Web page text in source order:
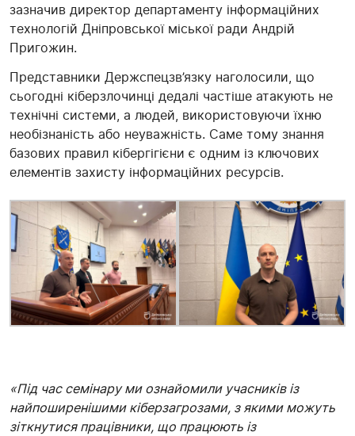
зазначив директор департаменту інформаційних
технологій Дніпровської міської ради Андрій
Пригожин.
Представники Держспецзв’язку наголосили, що
сьогодні кіберзлочинці дедалі частіше атакують не
технічні системи, а людей, використовуючи їхню
необізнаність або неуважність. Саме тому знання
базових правил кібергігієни є одним із ключових
елементів захисту інформаційних ресурсів.
«Під час семінару ми ознайомили учасників із
найпоширенішими кіберзагрозами, з якими можуть
зіткнутися працівники, що працюють із